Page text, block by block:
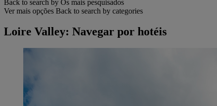
Back to search by Os mais pesquisados
Ver mais opções Back to search by categories
Loire Valley: Navegar por hotéis